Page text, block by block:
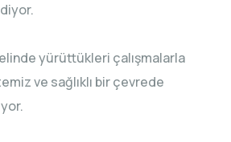
yürüttükleri çalışmalarla
ve sağlıklı bir çevrede